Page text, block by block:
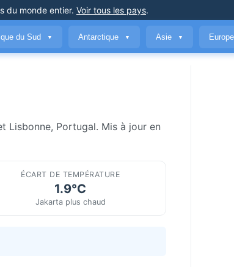
du monde entier. Voir tous les pays.
du Sud ▼ Antarctique ▼ Asie ▼ Europe
Lisbonne, Portugal. Mis à jour en
ÉCART DE TEMPÉRATURE
1.9°C
Jakarta plus chaud